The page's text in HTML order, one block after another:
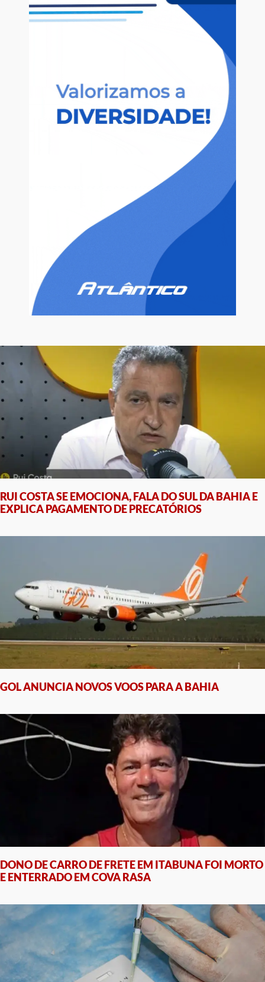
RUI COSTA SE EMOCIONA, FALA DO SUL DA BAHIA E
EXPLICA PAGAMENTO DE PRECATÓRIOS
GOL ANUNCIA NOVOS VOOS PARA A BAHIA
DONO DE CARRO DE FRETE EM ITABUNA FOI MORTO
E ENTERRADO EM COVA RASA